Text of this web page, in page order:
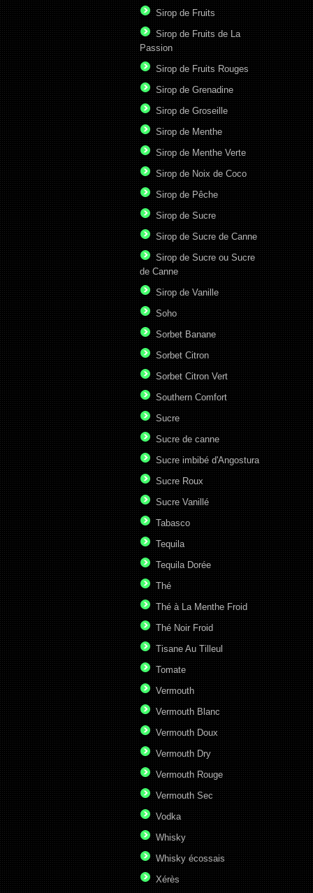
Sirop de Fruits
Sirop de Fruits de La
Passion
Sirop de Fruits Rouges
Sirop de Grenadine
Sirop de Groseille
Sirop de Menthe
Sirop de Menthe Verte
Sirop de Noix de Coco
Sirop de Pêche
Sirop de Sucre
Sirop de Sucre de Canne
Sirop de Sucre ou Sucre
de Canne
Sirop de Vanille
Soho
Sorbet Banane
Sorbet Citron
Sorbet Citron Vert
Southern Comfort
Sucre
Sucre de canne
Sucre imbibé d'Angostura
Sucre Roux
Sucre Vanillé
Tabasco
Tequila
Tequila Dorée
Thé
Thé à La Menthe Froid
Thé Noir Froid
Tisane Au Tilleul
Tomate
Vermouth
Vermouth Blanc
Vermouth Doux
Vermouth Dry
Vermouth Rouge
Vermouth Sec
Vodka
Whisky
Whisky écossais
Xérès